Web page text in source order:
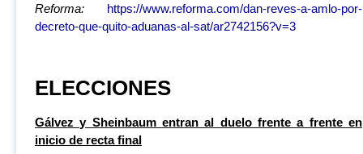
Reforma:
https://www.reforma.com/dan-reves-a-amlo-por-
decreto-que-quito-aduanas-al-sat/ar2742156?v=3
ELECCIONES
Gálvez y Sheinbaum entran al duelo frente a frente en
inicio de recta final